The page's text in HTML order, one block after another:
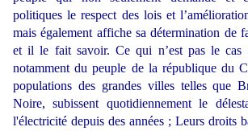
politiques le respect des lois et
mais également affiche sa détermination de
et il le fait savoir. Ce qui n’est pas le cas
notamment du peuple de la république du
populations des grandes villes telles que
Noire, subissent quotidiennement le
l'électricité depuis des années ; Leurs droits